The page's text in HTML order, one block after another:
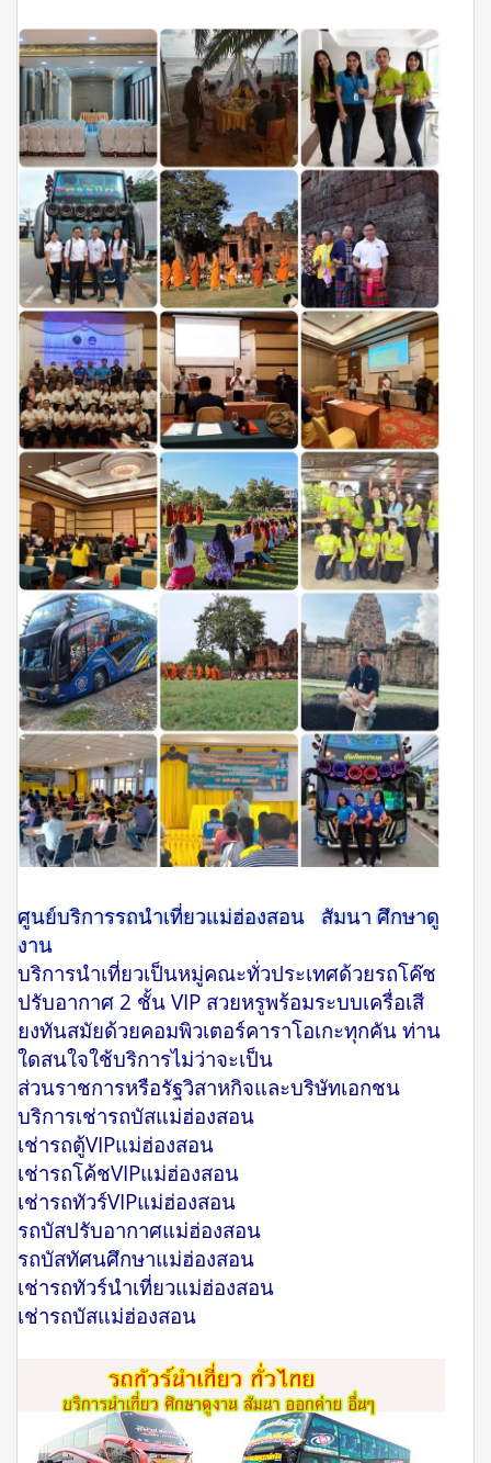
ศูนย์บริการรถนำเที่ยวแม่ฮ่องสอน สัมนา ศึกษาดู
งาน
บริการนำเที่ยวเป็นหมู่คณะทั่วประเทศด้วยรถโค๊ช
ปรับอากาศ 2 ชั้น VIP สวยหรูพร้อมระบบเครื่อเสี
ยงทันสมัยด้วยคอมพิวเตอร์คาราโอเกะทุกคัน ท่าน
ใดสนใจใช้บริการไม่ว่าจะเป็น
ส่วนราชการหรือรัฐวิสาหกิจและบริษัทเอกชน
บริการเช่ารถบัสแม่ฮ่องสอน
เช่ารถตู้VIPแม่ฮ่องสอน
เช่ารถโค้ชVIPแม่ฮ่องสอน
เช่ารถทัวร์VIPแม่ฮ่องสอน
รถบัสปรับอากาศแม่ฮ่องสอน
รถบัสทัศนศึกษาแม่ฮ่องสอน
เช่ารถทัวร์นำเที่ยวแม่ฮ่องสอน
เช่ารถบัสแม่ฮ่องสอน